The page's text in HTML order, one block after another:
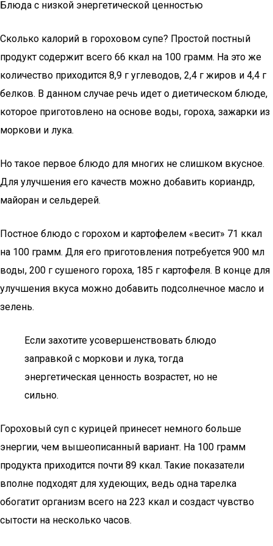
Блюда с низкой энергетической ценностью
Сколько калорий в гороховом супе? Простой постный
продукт содержит всего 66 ккал на 100 грамм. На это же
количество приходится 8,9 г углеводов, 2,4 г жиров и 4,4 г
белков. В данном случае речь идет о диетическом блюде,
которое приготовлено на основе воды, гороха, зажарки из
моркови и лука.
Но такое первое блюдо для многих не слишком вкусное.
Для улучшения его качеств можно добавить кориандр,
майоран и сельдерей.
Постное блюдо с горохом и картофелем «весит» 71 ккал
на 100 грамм. Для его приготовления потребуется 900 мл
воды, 200 г сушеного гороха, 185 г картофеля. В конце для
улучшения вкуса можно добавить подсолнечное масло и
зелень.
Если захотите усовершенствовать блюдо
заправкой с моркови и лука, тогда
энергетическая ценность возрастет, но не
сильно.
Гороховый суп с курицей принесет немного больше
энергии, чем вышеописанный вариант. На 100 грамм
продукта приходится почти 89 ккал. Такие показатели
вполне подходят для худеющих, ведь одна тарелка
обогатит организм всего на 223 ккал и создаст чувство
сытости на несколько часов.